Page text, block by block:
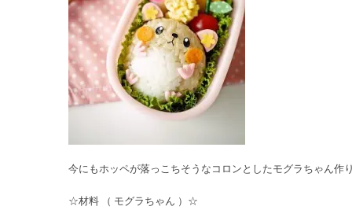
今にもホッペが落っこちそうなコロンとしたモグラちゃん作
☆材料 （ モグラちゃん ）☆